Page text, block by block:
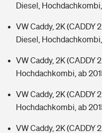
Diesel,
VW Caddy, 2K (CADDY
Diesel,
VW Caddy, 2K (CADDY
Hochdachkombi, ab
VW Caddy, 2K (CADDY
Hochdachkombi, ab
VW Caddy, 2K (CADDY